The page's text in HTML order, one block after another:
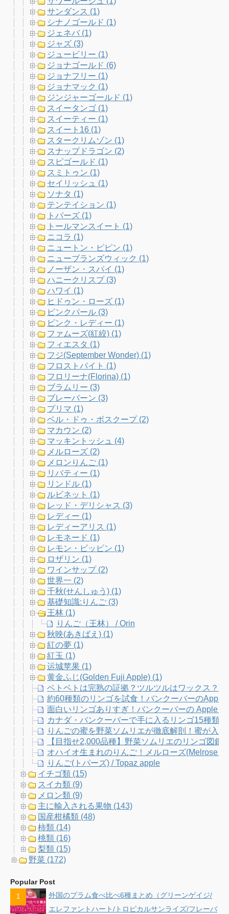
サンダンス (1)
シナノゴールド (1)
ジェネバ (1)
ジャズ (3)
ジュービリー (1)
ジョナゴールド (6)
ジョナフリー (1)
ジョナマック (1)
ジンジャーゴールド (1)
スイータンゴ (1)
スイーティー (1)
スイート16 (1)
スタークリムゾン (1)
スナップドラゴン (2)
スピゴールド (1)
スミトゥン (1)
セイリッシュ (1)
ソナタ (1)
テンテイション (1)
トパーズ (1)
トールマンスイート (1)
ニコラ (1)
ニュートン・ピピン (1)
ニューブランズウィック (1)
ノーザン・スパイ (1)
ハニークリスプ (3)
ハワイ (1)
ヒドゥン・ローズ (1)
ピンクパール (3)
ピンク・レディー (1)
ファムーズ(紅絞) (1)
フィエスタ (1)
フジ(September Wonder) (1)
フロストバイト (1)
フロリーナ(Florina) (1)
ブラムリー (3)
ブレーバーン (3)
プリマ (1)
ベル・ドゥ・ボスクープ (2)
マカウン (2)
マッキントッシュ (4)
メルローズ (2)
メロンりんご (1)
リバティー (1)
リンドル (1)
ルビネット (1)
レッド・デリシャス (3)
レディー (1)
レディーアリス (1)
レモネード (1)
レモン・ピッピン (1)
ロザリン (1)
ワインサップ (2)
世界一 (2)
千秋(せんしゅう) (1)
基礎知識:りんご (3)
王林 (1)
りんご（王林） / Orin
秋映(あきばえ) (1)
紅の夢 (1)
紅玉 (1)
运城苹果 (1)
黄金ふじ(Golden Fuji Apple) (1)
ベトベトは完熟の証拠？ツルツルはワックス？
約60種類のリンゴを試食！バンクーバーのApple
面白いリンゴありすぎ！バンクーバーの Apple
カナダ・バンクーバーで手に入るリンゴ15種類
りんごの蜜を野菜ソムリエが徹底解剖！蜜が入
【目指せ2,000品種】野菜ソムリエのリンゴ図
オハイオ生まれのりんご！メルローズ(Melrose
りんご(トパーズ) / Topaz apple
イチゴ類 (15)
スイカ類 (9)
メロン類 (9)
主に輸入される果物 (143)
国産柑橘類 (48)
柿類 (14)
桃類 (16)
梨類 (15)
野菜 (172)
Popular Post
外国のプラム食べ比べ6種まとめ（グリーンゲイジ/
エレファントハート/トロピカルサンライズ/フレーバ